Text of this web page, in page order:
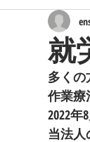
発達
就
多くの
作業療
2022年
当法人